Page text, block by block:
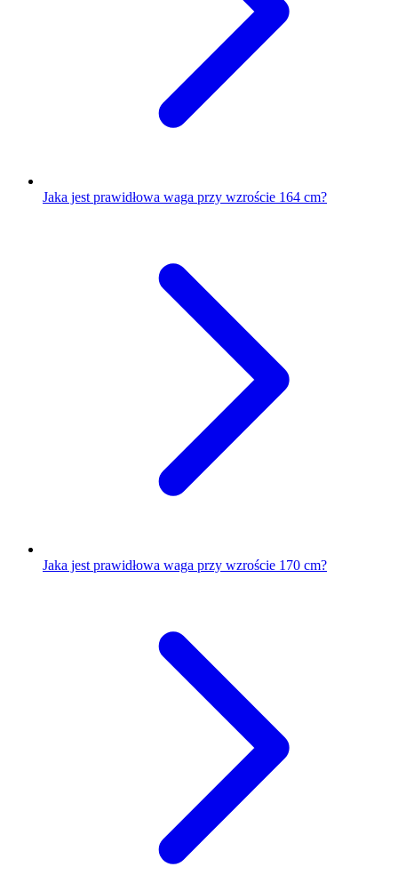
Jaka jest prawidłowa waga przy wzroście 164 cm?
Jaka jest prawidłowa waga przy wzroście 170 cm?